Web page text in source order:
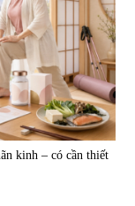
kinh – có cần thiết